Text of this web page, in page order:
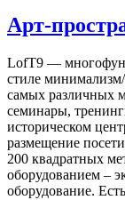
Арт-
LofT9 —
стиле
самых различных
семинары,
историческом
размещение
200 квадратных
оборудованием –
оборудование.